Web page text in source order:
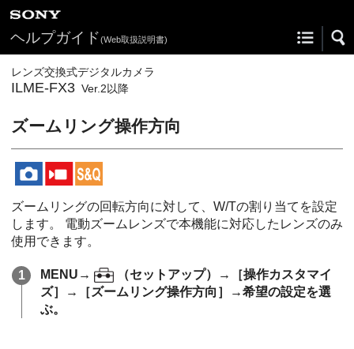
ヘルプガイド(Web取扱説明書)
レンズ交換式デジタルカメラ
ILME-FX3 Ver.2以降
ズームリング操作方向
ズームリングの回転方向に対して、W/Tの割り当てを設定
します。 電動ズームレンズで本機能に対応したレンズのみ
使用できます。
MENU → （セットアップ）→
［操作カスタマイ
ズ］
→ ［ズームリング操作方向］
→希望の設定を選
ぶ。